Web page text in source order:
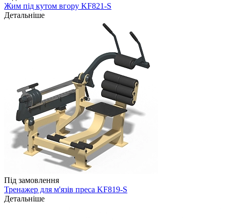
Жим під кутом вгору KF821-S
Детальніше
Під замовлення
Тренажер для м'язів преса KF819-S
Детальніше